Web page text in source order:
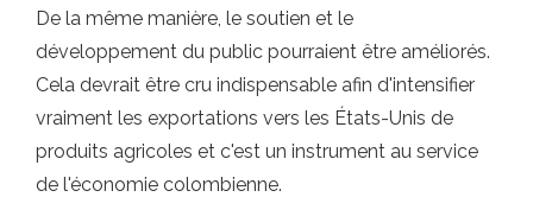
De la même manière, le soutien et le
développement du public pourraient être améliorés.
Cela devrait être cru indispensable afin d'intensifier
vraiment les exportations vers les États-Unis de
produits agricoles et c'est un instrument au service
de l'économie colombienne.